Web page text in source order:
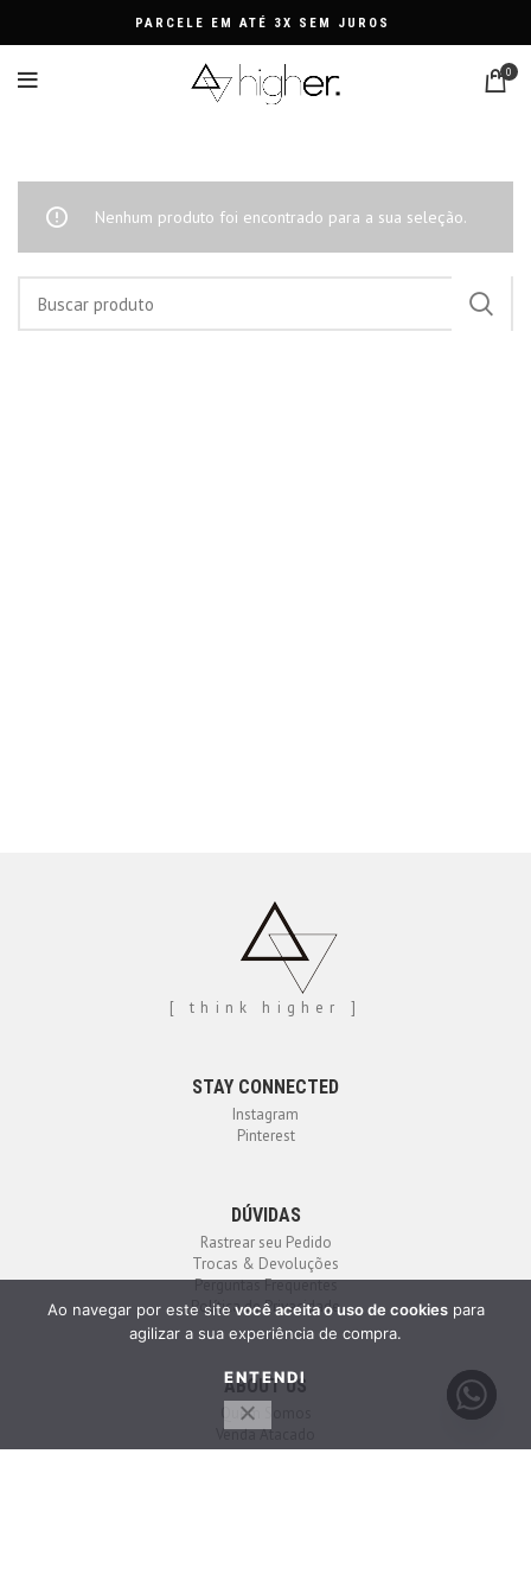
PARCELE EM ATÉ 3X SEM JUROS
0
PINGENTE COLAR
Nenhum produto foi encontrado para a sua seleção.
[ think higher ]
STAY CONNECTED
Instagram
Pinterest
DÚVIDAS
Rastrear seu Pedido
Trocas & Devoluções
Perguntas Frequentes
Política de Privacidade
ABOUT US
Quem Somos
Venda Atacado
Contato
Ao navegar por este site você aceita o uso de cookiespara
agilizar a sua experiência de compra.
ENTENDI